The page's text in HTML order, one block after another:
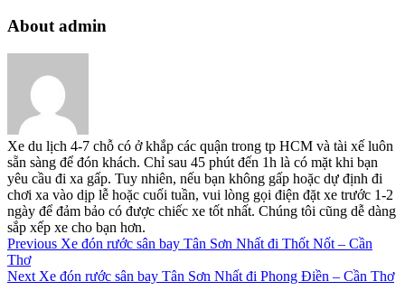
About admin
Xe du lịch 4-7 chỗ có ở khắp các quận trong tp HCM và tài xế luôn
sẵn sàng để đón khách. Chỉ sau 45 phút đến 1h là có mặt khi bạn
yêu cầu đi xa gấp. Tuy nhiên, nếu bạn không gấp hoặc dự định đi
chơi xa vào dịp lễ hoặc cuối tuần, vui lòng gọi điện đặt xe trước 1-2
ngày để đảm bảo có được chiếc xe tốt nhất. Chúng tôi cũng dễ dàng
sắp xếp xe cho bạn hơn.
Previous Xe đón rước sân bay Tân Sơn Nhất đi Thốt Nốt – Cần
Thơ
Next Xe đón rước sân bay Tân Sơn Nhất đi Phong Điền – Cần Thơ